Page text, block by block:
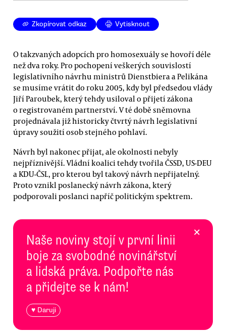
Zkopírovat odkaz Vytisknout
O takzvaných adopcích pro homosexuály se hovoří déle
než dva roky. Pro pochopení veškerých souvislostí
legislativního návrhu ministrů Dienstbiera a Pelikána
se musíme vrátit do roku 2005, kdy byl předsedou vlády
Jiří Paroubek, který tehdy usiloval o přijetí zákona
o registrovaném partnerství. V té době sněmovna
projednávala již historicky čtvrtý návrh legislativní
úpravy soužití osob stejného pohlaví.
Návrh byl nakonec přijat, ale okolnosti nebyly
nejpříznivější. Vládní koalici tehdy tvořila ČSSD, US-DEU
a KDU-ČSL, pro kterou byl takový návrh nepřijatelný.
Proto vznikl poslanecký návrh zákona, který
podporovali poslanci napříč politickým spektrem.
Naše noviny stojí v první linii
boje za svobodné novinářství
a lidská práva. Podpořte nás
a přidejte se k nám!
♥ Daruji
×